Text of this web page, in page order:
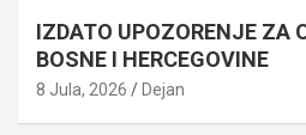
IZDATO UPOZORENJE ZA
BOSNE I HERCEGOVINE
8 Jula, 2026 Dejan